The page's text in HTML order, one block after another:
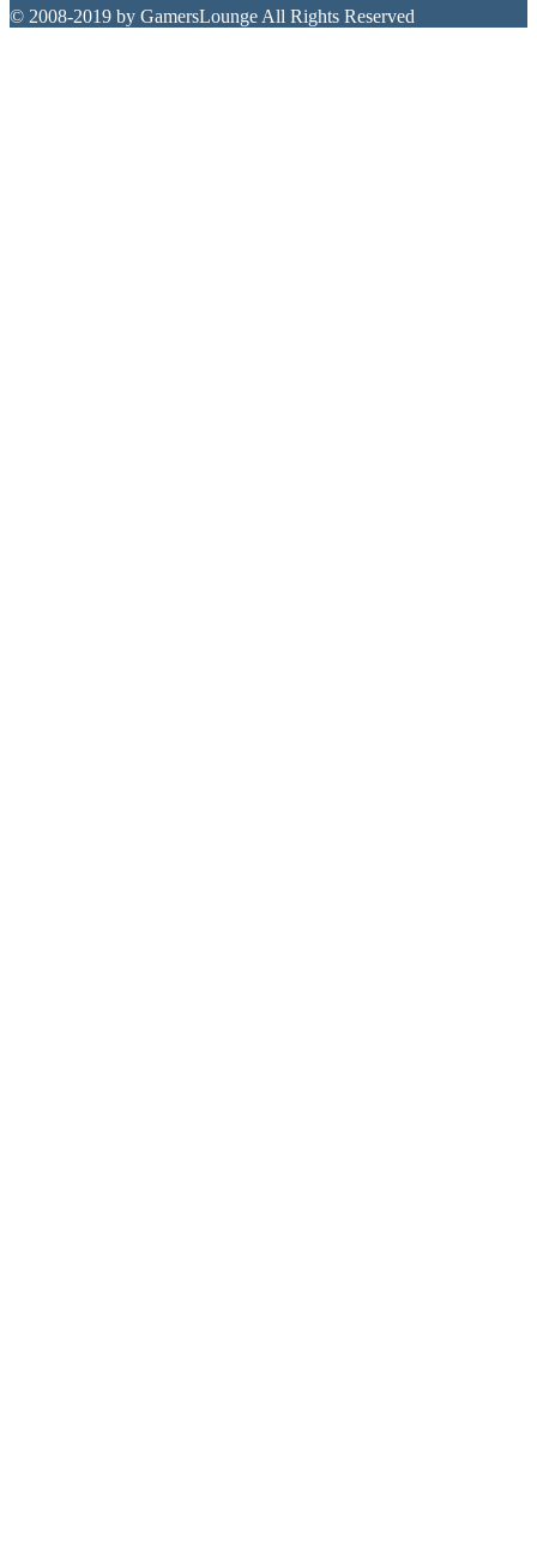
© 2008-2019 by GamersLounge All Rights Reserved